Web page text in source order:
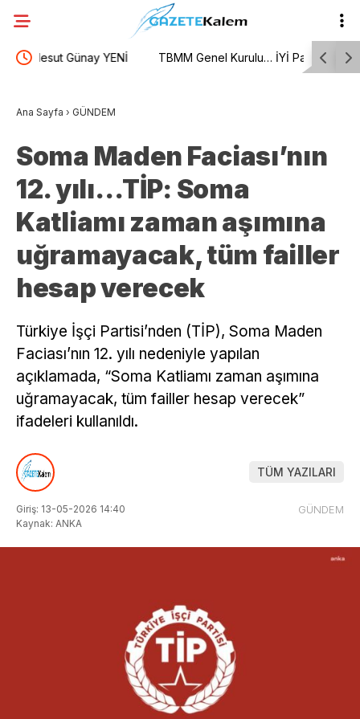
TBMM Genel Kurulu… İYİ Partili Yaldır’dan “Islah
Ana Sayfa › GÜNDEM
Soma Maden Faciası’nın
12. yılı…TİP: Soma
Katliamı zaman aşımına
uğramayacak, tüm failler
hesap verecek
Türkiye İşçi Partisi’nden (TİP), Soma Maden
Faciası’nın 12. yılı nedeniyle yapılan
açıklamada, “Soma Katliamı zaman aşımına
uğramayacak, tüm failler hesap verecek”
ifadeleri kullanıldı.
TÜM YAZILARI
Giriş: 13-05-2026 14:40
Kaynak: ANKA
GÜNDEM